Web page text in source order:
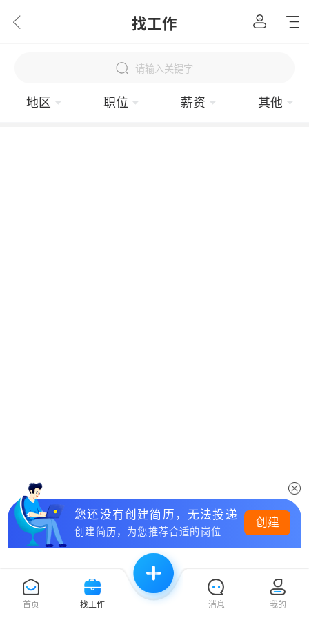
找工作
请输入关键字
地区 职位 薪资 其他
首页 找工作 消息 我的
您还没有创建简历，无法投递
创建简历，为您推荐合适的岗位
创建